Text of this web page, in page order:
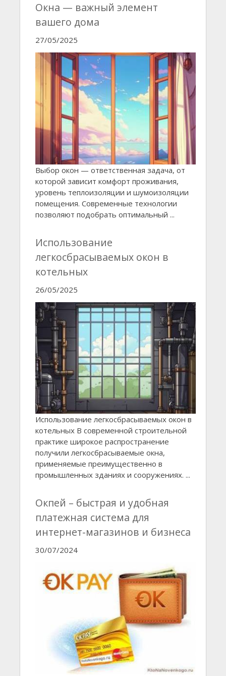
Окна — важный элемент
вашего дома
27/05/2025
Выбор окон — ответственная задача, от
которой зависит комфорт проживания,
уровень теплоизоляции и шумоизоляции
помещения. Современные технологии
позволяют подобрать оптимальный ...
Использование
легкосбрасываемых окон в
котельных
26/05/2025
Использование легкосбрасываемых окон в
котельных В современной строительной
практике широкое распространение
получили легкосбрасываемые окна,
применяемые преимущественно в
промышленных зданиях и сооружениях. ...
Окпей – быстрая и удобная
платежная система для
интернет-магазинов и бизнеса
30/07/2024